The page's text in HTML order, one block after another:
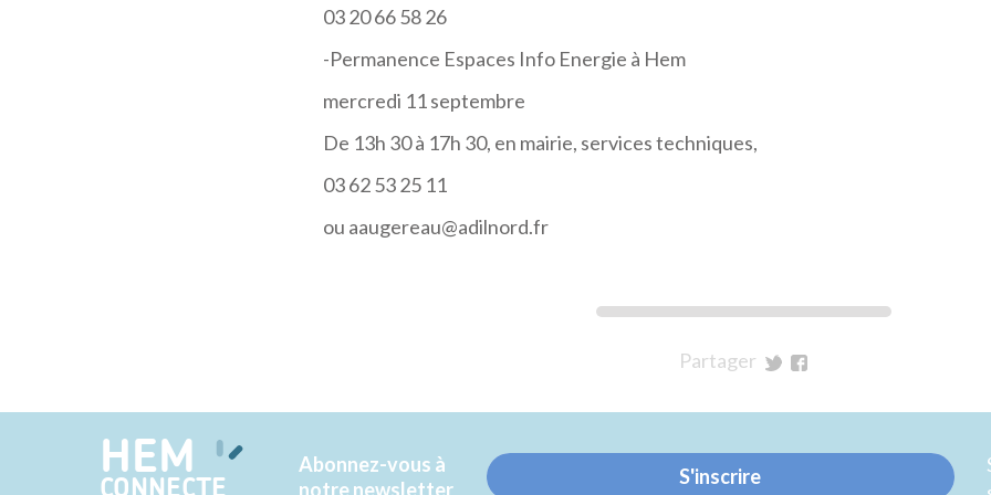
03 20 66 58 26
-Permanence Espaces Info Energie à Hem
mercredi 11 septembre
De 13h 30 à 17h 30, en mairie, services techniques,
03 62 53 25 11
ou aaugereau@adilnord.fr
Partager
Twitter
Facebook
HEM
CONNECTE
Abonnez-vous à
notre newsletter
S'inscrire